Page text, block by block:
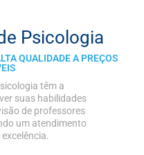
Psicologia
QUALIDADE A PREÇOS
têm a
suas habilidades
de professores
um atendimento